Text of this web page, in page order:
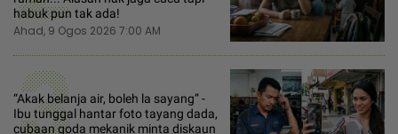
habuk pun tak ada!
Ahad, 9 Ogos 2026 7:00 AM
“Akak belanja air, boleh la sayang” -
Ibu tunggal hantar foto tayang dada,
cubaan goda mekanik minta diskaun